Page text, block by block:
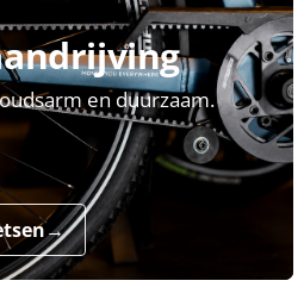
en duurzaam.
→